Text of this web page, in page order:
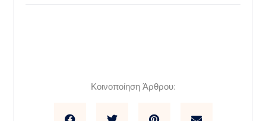
Κοινοποίηση Άρθρου: